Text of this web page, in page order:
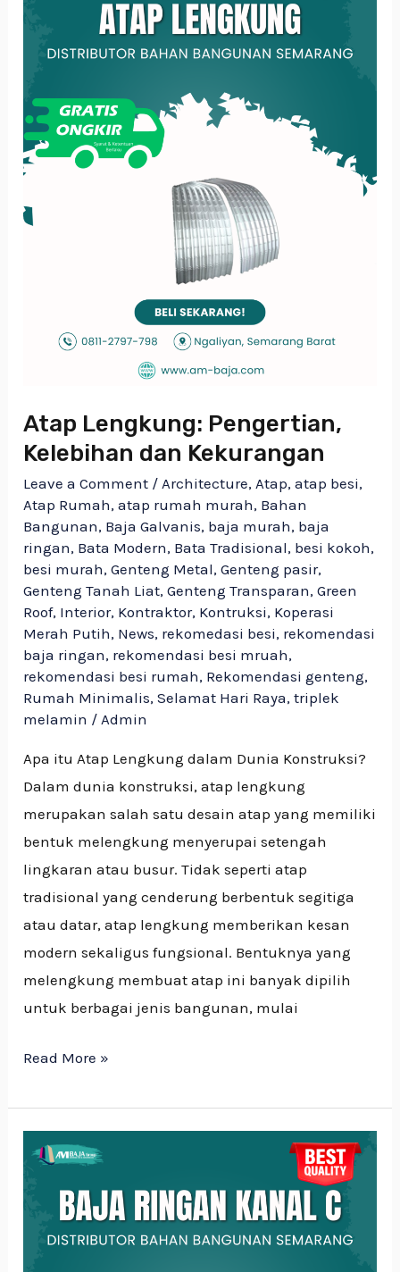
Atap Lengkung: Pengertian,
Kelebihan dan Kekurangan
Leave a Comment / Architecture, Atap,atap besi,
Atap Rumah,atap rumah murah, Bahan
Bangunan, Baja Galvanis, baja murah, baja
ringan, Bata Modern, Bata Tradisional, besi kokoh,
besi murah,Genteng Metal,Genteng pasir,
Genteng Tanah Liat,Genteng Transparan,Green
Roof, Interior, Kontraktor, Kontruksi, Koperasi
Merah Putih, News, rekomedasi besi, rekomendasi
baja ringan, rekomendasi besi mruah,
rekomendasi besi rumah, Rekomendasi genteng,
Rumah Minimalis,Selamat Hari Raya,triplek
melamin / Admin
Apa itu Atap Lengkung dalam Dunia Konstruksi?
Dalam dunia konstruksi, atap lengkung
merupakan salah satu desain atap yang memiliki
bentuk melengkung menyerupai setengah
lingkaran atau busur. Tidak seperti atap
tradisional yang cenderung berbentuk segitiga
atau datar, atap lengkung memberikan kesan
modern sekaligus fungsional. Bentuknya yang
melengkung membuat atap ini banyak dipilih
untuk berbagai jenis bangunan, mulai
Pengertian,
Kekurangan
Read More »
BAJA
KANAL